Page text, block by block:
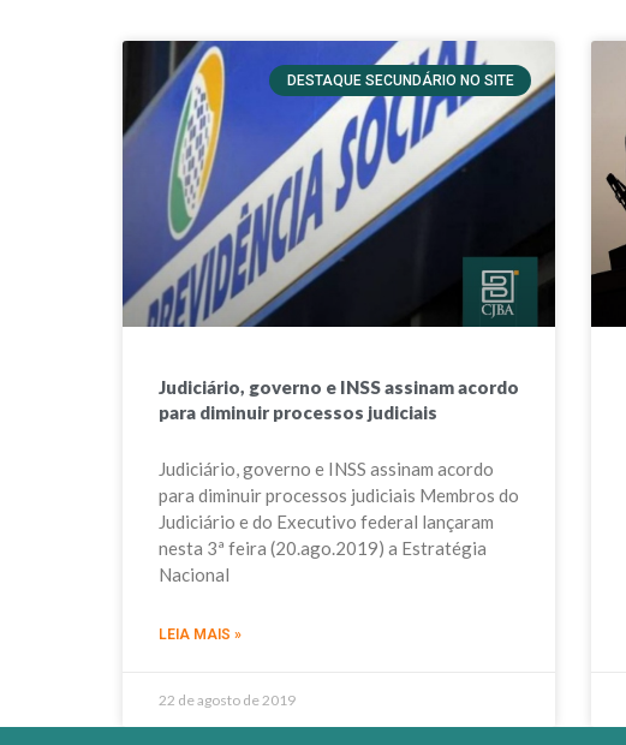
DESTAQUE SECUNDÁRIO NO SITE
Judiciário, governo e INSS assinam acordo
para diminuir processos judiciais
Judiciário, governo e INSS assinam acordo
para diminuir processos judiciais Membros do
Judiciário e do Executivo federal lançaram
nesta 3ª feira (20.ago.2019) a Estratégia
Nacional
LEIA MAIS »
22 de agosto de 2019